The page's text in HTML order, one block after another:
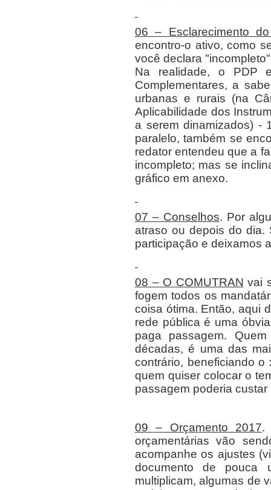
06 – Esclarecimento
encontro-o ativo, como
você declara
Na realidade, o PDP
Complementares, a
urbanas e rurais (na
Aplicabilidade dos
a serem dinamizados) -
paralelo, também se
redator entendeu que a
incompleto; mas se
gráfico em anexo.
07 – Conselhos. Por
atraso ou depois do dia.
participação e deixamos
08 – O COMUTRAN vai
fogem todos os
coisa ótima. Então, aqui
rede pública é uma
paga passagem.
décadas, é uma das
contrário, beneficiando
quem quiser colocar o
passagem poderia
09 – Orçamento 2017.
orçamentárias vão
acompanhe os ajustes
documento de pouca
multiplicam, algumas de